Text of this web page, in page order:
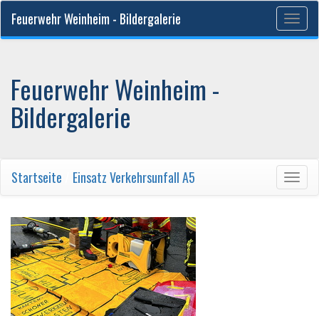
Feuerwehr Weinheim - Bildergalerie
Feuerwehr Weinheim -
Bildergalerie
Startseite Einsatz Verkehrsunfall A5